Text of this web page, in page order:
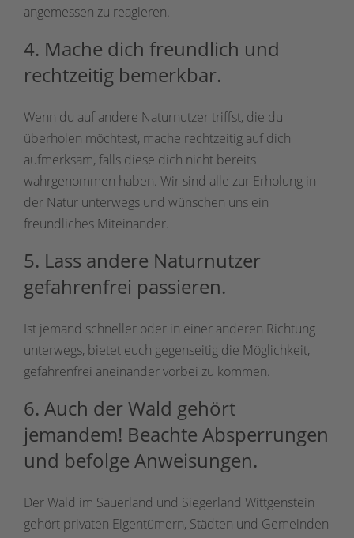
angemessen zu reagieren.
4. Mache dich freundlich und
rechtzeitig bemerkbar.
Wenn du auf andere Naturnutzer triffst, die du
überholen möchtest, mache rechtzeitig auf dich
aufmerksam, falls diese dich nicht bereits
wahrgenommen haben. Wir sind alle zur Erholung in
der Natur unterwegs und wünschen uns ein
freundliches Miteinander.
5. Lass andere Naturnutzer
gefahrenfrei passieren.
Ist jemand schneller oder in einer anderen Richtung
unterwegs, bietet euch gegenseitig die Möglichkeit,
gefahrenfrei aneinander vorbei zu kommen.
6. Auch der Wald gehört
jemandem! Beachte Absperrungen
und befolge Anweisungen.
Der Wald im Sauerland und Siegerland Wittgenstein
gehört privaten Eigentümern, Städten und Gemeinden